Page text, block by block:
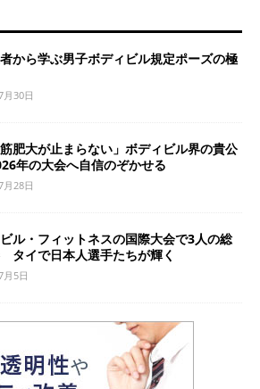
から学ぶ男子ボディビル規定ポーズの極
月30日
筋肥大が止まらない」ボディビル界の貴公
年の大会へ自信のぞかせる
月28日
ル・フィットネスの国際大会で3人の総
タイで日本人選手たちが輝く
月5日